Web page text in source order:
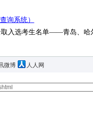
询系统）
取入选考生名单——青岛、哈
微博 人人网